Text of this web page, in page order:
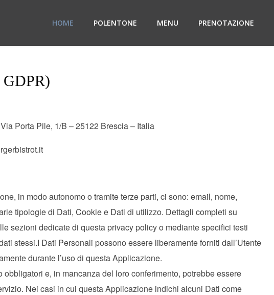
HOME POLENTONE MENU PRENOTAZIONE
GDPR)
Porta Pile, 1/B – 25122 Brescia – Italia
in modo autonomo o tramite terze parti, ci sono: email, nome,
tipologie di Dati, Cookie e Dati di utilizzo. Dettagli completi su
sezioni dedicate di questa privacy policy o mediante specifici testi
stessi.I Dati Personali possono essere liberamente forniti dall’Utente
durante l’uso di questa Applicazione.
e, in mancanza del loro conferimento, potrebbe essere
Nei casi in cui questa Applicazione indichi alcuni Dati come